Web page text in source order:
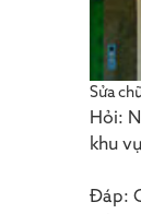
Sửa
Hỏi:
khu
Đáp: